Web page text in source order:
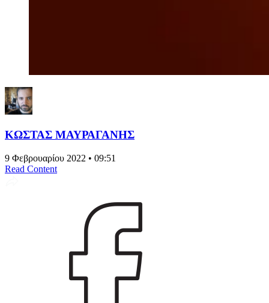
ΚΩΣΤΑΣ ΜΑΥΡΑΓΑΝΗΣ
9 Φεβρουαρίου 2022 • 09:51
Read Content